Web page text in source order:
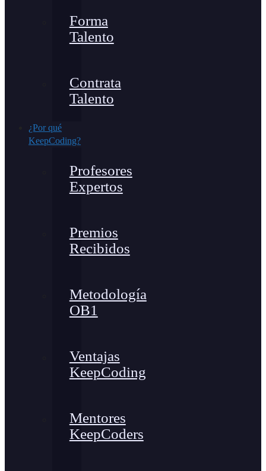
Forma
Talento
Contrata
Talento
¿Por qué
KeepCoding?
Profesores
Expertos
Premios
Recibidos
Metodología
OB1
Ventajas
KeepCoding
Mentores
KeepCoders